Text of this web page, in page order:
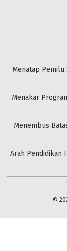
Menatap Pemilu
Menakar
Menembus
Arah Pendidikan
©